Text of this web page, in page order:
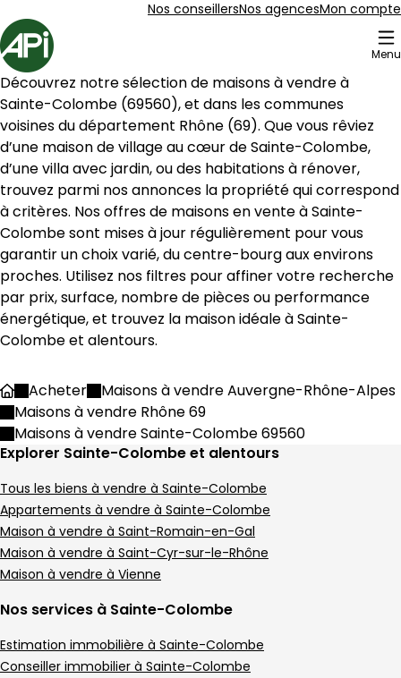
Nos conseillersNos agencesMon compte
Accueil
Menu
3 Maisons à vendre à Sainte-Colombe (69560)
135 m² 4 pièces Saint-Romain-en-
Aller à l'image1
Aller à l'image2
Aller à l'image3
Aller à l'image4
Aller à l'image5
Saint-Romain-en-Gal - 69560
Maison • 4 pièces • 135 m²
DPE :
E 3 chambres
,
Terrain 1984 m² 1 piscine
201 m² 7 pièces Vienne
Aller à l'image 1
Aller à l'image 2
Aller à l'image3
Aller à l'image4
Aller à l'image5
Sainte-Colombe (69560), et dans les communes
voisines du département Rhône (69). Que vous rêviez
d’une maison de village au cœur de Sainte-Colombe,
d’une villa avec jardin, ou des habitations à rénover,
trouvez parmi nos annonces la propriété qui correspond
à critères. Nos offres de maisons en vente à Sainte-
Colombe sont mises à jour régulièrement pour vous
garantir un choix varié, du centre-bourg aux environs
proches. Utilisez nos filtres pour affiner votre recherche
par prix, surface, nombre de pièces ou performance
énergétique, et trouvez la maison idéale à Sainte-
Colombe et alentours.
AccueilAcheter
Maisons à vendre Auvergne-Rhône-Alpes
Maisons à vendre Rhône 69
Maisons à vendre Sainte-Colombe 69560
Explorer Sainte-Colombe et alentours
Tous les biens à vendre à Sainte-Colombe
Appartements à vendre à Sainte-Colombe
Maison à vendre à Saint-Romain-en-Gal
Maison à vendre à Saint-Cyr-sur-le-Rhône
Maison à vendre à Vienne
Nos services à Sainte-Colombe
Estimation immobilière à Sainte-Colombe
Conseiller immobilier à Sainte-Colombe